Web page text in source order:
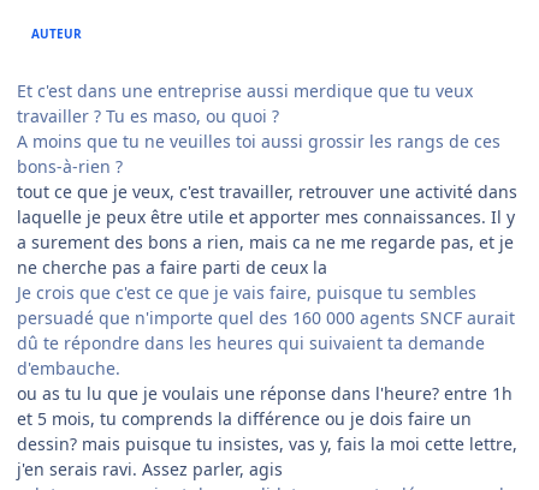
AUTEUR
Et c'est dans une entreprise aussi merdique que tu veux
travailler ? Tu es maso, ou quoi ?
A moins que tu ne veuilles toi aussi grossir les rangs de ces
bons-à-rien ?
tout ce que je veux, c'est travailler, retrouver une activité dans
laquelle je peux être utile et apporter mes connaissances. Il y
a surement des bons a rien, mais ca ne me regarde pas, et je
ne cherche pas a faire parti de ceux la
Je crois que c'est ce que je vais faire, puisque tu sembles
persuadé que n'importe quel des 160 000 agents SNCF aurait
dû te répondre dans les heures qui suivaient ta demande
d'embauche.
ou as tu lu que je voulais une réponse dans l'heure? entre 1h
et 5 mois, tu comprends la différence ou je dois faire un
dessin? mais puisque tu insistes, vas y, fais la moi cette lettre,
j'en serais ravi. Assez parler, agis